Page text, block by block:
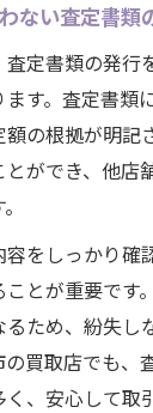
ない査定書類
定書類の発行
す。査定書類
の根拠が明記
ができ、他店
をしっかり確
とが重要です
ため、紛失し
買取店でも、
、安心して取